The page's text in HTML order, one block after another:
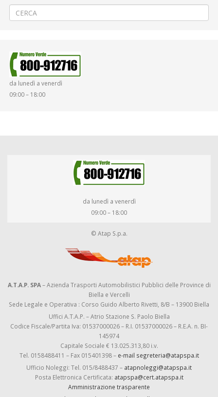
da lunedì a venerdì
09:00 – 18:00
da lunedì a venerdì
09:00 – 18:00
© Atap S.p.a.
A.T.A.P. SPA– Azienda Trasporti Automobilistici Pubblici delle Province di
Biella e Vercelli
Sede Legale e Operativa : Corso Guido Alberto Rivetti, 8/B – 13900 Biella
Uffici A.T.A.P. – Atrio Stazione S. Paolo Biella
Codice Fiscale/Partita Iva: 01537000026 – R.I. 01537000026 – R.E.A. n. BI-
145974
Capitale Sociale € 13.025.313,80 i.v.
Tel. 0158488411 – Fax 015401398 – e-mail segreteria@atapspa.it
Ufficio Noleggi: Tel. 015/8488437 – atapnoleggi@atapspa.it
Posta Elettronica Certificata: atapspa@cert.atapspa.it
Amministrazione trasparente